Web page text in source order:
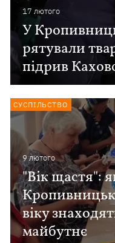
17 лютого
У
рятували
підрив
9 лютого
"Вік щастя":
віку
майбутнє
СУСПІЛЬСТВО